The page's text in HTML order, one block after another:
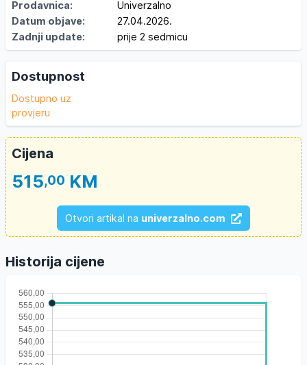
Prodavnica:
Univerzalno
Datum objave:
27.04.2026.
Zadnji update:
prije 2 sedmicu
Dostupnost
Dostupno uz
provjeru
Cijena
515,00 KM
Otvori artikal na univerzalno.com
Historija cijene